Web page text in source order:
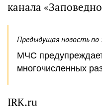
канала
Предыдущая новость
МЧС
многочисленных
IRK.ru